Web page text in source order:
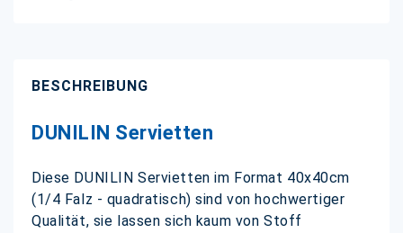
BESCHREIBUNG
DUNILIN Servietten
Diese DUNILIN Servietten im Format 40x40cm
(1/4 Falz - quadratisch) sind von hochwertiger
Qualität, sie lassen sich kaum von Stoff